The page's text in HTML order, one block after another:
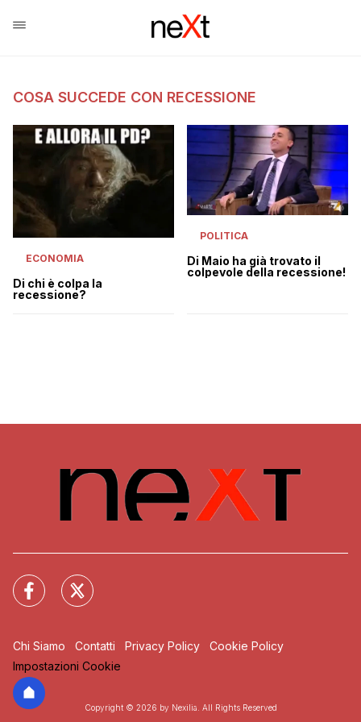
COSA SUCCEDE CON RECESSIONE
ECONOMIA
Di chi è colpa la
recessione?
POLITICA
Di Maio ha già trovato il
colpevole della recessione!
Chi Siamo Contatti Privacy Policy
Cookie Policy
Impostazioni Cookie
Copyright © 2026 by Nexilia. All Rights Reserved